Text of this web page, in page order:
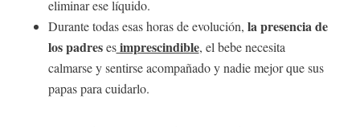
eliminar ese líquido.
Durante todas esas horas de evolución, la presencia de
los padresesimprescindible, el bebe necesita
calmarse y sentirse acompañado y nadie mejor que sus
papas para cuidarlo.